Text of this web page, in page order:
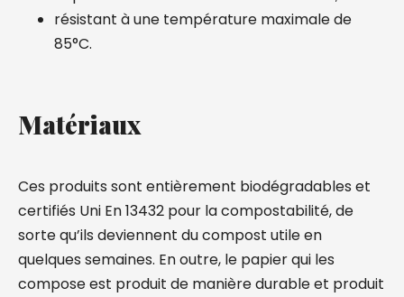
résistant à une température maximale de
85°C.
Matériaux
Ces produits sont entièrement biodégradables et
certifiés Uni En 13432 pour la compostabilité, de
sorte qu’ils deviennent du compost utile en
quelques semaines. En outre, le papier qui les
compose est produit de manière durable et produit